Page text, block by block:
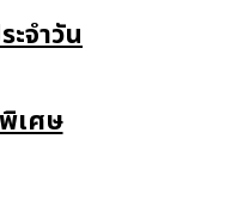
ะจำวัน
เศษ